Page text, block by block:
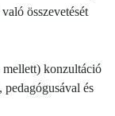
összevetését
mellett) konzultáció
és